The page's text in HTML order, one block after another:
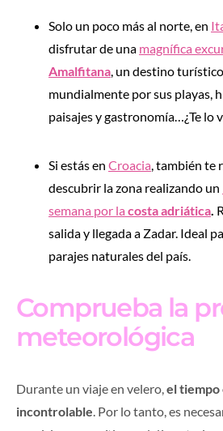
Solo un poco más al norte, en
disfrutar de una magnífica
Amalfitana, un destino
mundialmente por sus playas,
paisajes y gastronomía…¿Te lo
Si estás en Croacia, también te
descubrir la zona realizando un
semana por la costa adriática.
salida y llegada a Zadar. Ideal
parajes naturales del país.
Comprueba la
meteorológica
Durante un viaje en velero,el tiempo
incontrolable. Por lo tanto, es